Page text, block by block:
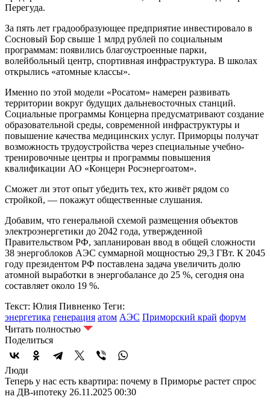
Перегуда.
За пять лет градообразующее предприятие инвестировало в
Сосновый Бор свыше 1 млрд рублей по социальным
программам: появились благоустроенные парки,
волейбольный центр, спортивная инфраструктура. В школах
открылись «атомные классы».
Именно по этой модели «Росатом» намерен развивать
территории вокруг будущих дальневосточных станций.
Социальные программы Концерна предусматривают создание
образовательной среды, современной инфраструктуры и
повышение качества медицинских услуг. Приморцы получат
возможность трудоустройства через специальные учебно-
тренировочные центры и программы повышения
квалификации АО «Концерн Росэнергоатом».
Сможет ли этот опыт убедить тех, кто живёт рядом со
стройкой, — покажут общественные слушания.
Добавим, что генеральной схемой размещения объектов
электроэнергетики до 2042 года, утвержденной
Правительством РФ, запланирован ввод в общей сложности
38 энергоблоков АЭС суммарной мощностью 29,3 ГВт. К 2045
году президентом РФ поставлена задача увеличить долю
атомной выработки в энергобалансе до 25 %, сегодня она
составляет около 19 %.
Текст: Юлия Пивненко Теги:
энергетика генерация атом АЭС Приморский край форум
Читать полностью
Поделиться
Люди
Теперь у нас есть квартира: почему в Приморье растет спрос
на ДВ-ипотеку 26.11.2025 00:30